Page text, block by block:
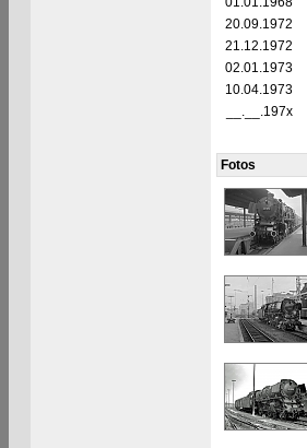
20.09.1972
21.12.1972
02.01.1973
10.04.1973
__.__.197x
Fotos